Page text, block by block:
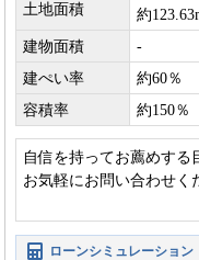
土地面積
約
建物面積
-
建ぺい率
約60％
容積率
約150％
自信を持ってお薦めする
お気軽にお問い合わせく
ローンシミュレーション